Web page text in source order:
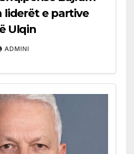
liderët e partive
Ulqin
ADMINI